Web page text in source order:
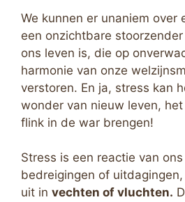
We kunnen er unaniem over
een onzichtbare
ons leven is, die op
harmonie van onze
verstoren. En ja, stress kan
wonder van nieuw leven,
flink in de war brengen!
Stress is een reactie van
bedreigingen of
uit in vechten of vluchten.